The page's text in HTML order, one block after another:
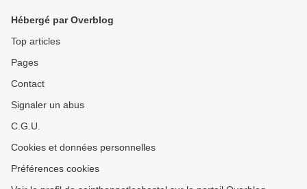
Hébergé par Overblog
Top articles
Pages
Contact
Signaler un abus
C.G.U.
Cookies et données personnelles
Préférences cookies